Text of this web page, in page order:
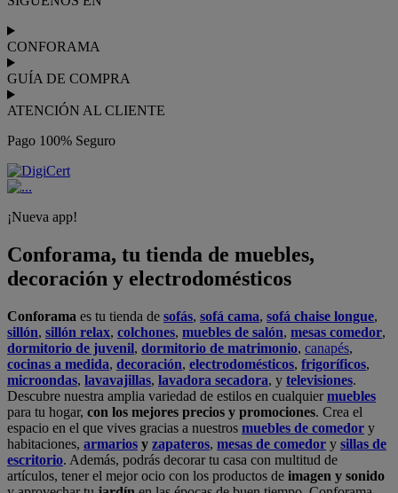
CONFORAMA
GUÍA DE COMPRA
ATENCIÓN AL CLIENTE
Pago 100% Seguro
¡Nueva app!
Conforama, tu tienda de muebles,
decoración y electrodomésticos
Conforama es tu tienda de sofás, sofá cama, sofá chaise longue,
sillón, sillón relax, colchones, muebles de salón, mesas comedor,
dormitorio de juvenil, dormitorio de matrimonio, canapés,
cocinas a medida, decoración, electrodomésticos, frigoríficos,
microondas, lavavajillas, lavadora secadora, y televisiones.
Descubre nuestra amplia variedad de estilos en cualquiermuebles
para tu hogar, con los mejores precios y promociones. Crea el
espacio en el que vives gracias a nuestros muebles de comedor y
habitaciones, armarios y zapateros, mesas de comedor y sillas de
escritorio. Además, podrás decorar tu casa con multitud de
artículos, tener el mejor ocio con los productos de imagen y sonido